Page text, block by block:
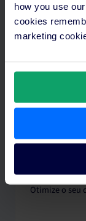
how you use
cookies
marketing
Gere mais
digitais para os
Otimize o seu